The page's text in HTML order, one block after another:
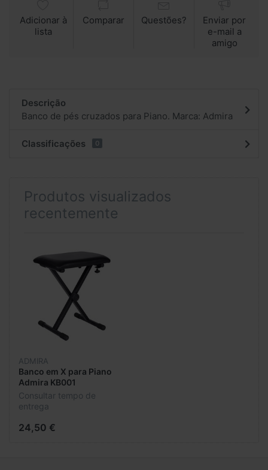
Adicionar à
lista
Comparar Questões?
Enviar por
e-mail a
amigo
Descrição
Banco de pés cruzados para Piano. Marca: Admira
Classificações 0
Produtos visualizados
recentemente
ADMIRA
Banco em X para Piano
Admira KB001
Consultar tempo de
entrega
24,50 €